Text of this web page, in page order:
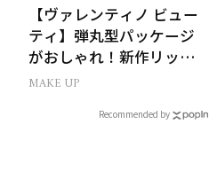
【ヴァレンティノ ビュー
ティ】弾丸型パッケージ
がおしゃれ！新作リップ
全色見せ
MAKE UP
Recommended by